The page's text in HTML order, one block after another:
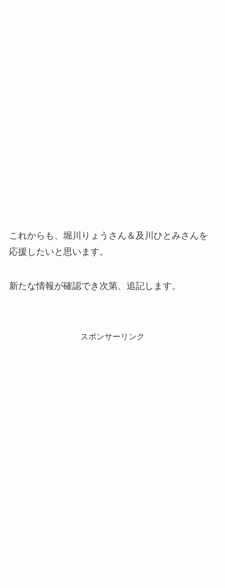
これからも、堀川りょうさん＆及川ひとみさんを
応援したいと思います。
新たな情報が確認でき次第、追記します。
スポンサーリンク